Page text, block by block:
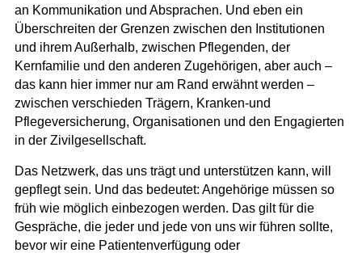
an Kommunikation und Absprachen. Und eben ein
Überschreiten der Grenzen zwischen den Institutionen
und ihrem Außerhalb, zwischen Pflegenden, der
Kernfamilie und den anderen Zugehörigen, aber auch –
das kann hier immer nur am Rand erwähnt werden –
zwischen verschieden Trägern, Kranken-und
Pflegeversicherung, Organisationen und den Engagierten
in der Zivilgesellschaft.
Das Netzwerk, das uns trägt und unterstützen kann, will
gepflegt sein. Und das bedeutet: Angehörige müssen so
früh wie möglich einbezogen werden. Das gilt für die
Gespräche, die jeder und jede von uns wir führen sollte,
bevor wir eine Patientenverfügung oder